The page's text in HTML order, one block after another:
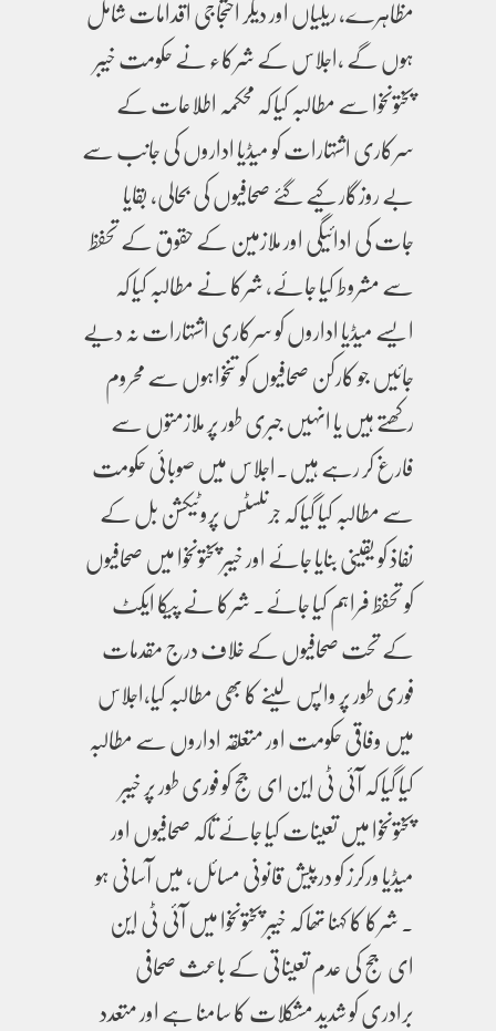
مظاہرے، ریلیاں اور دیگر احتجاجی اقدامات شامل
ہوں گے ،اجلاس کے شرکاء نے حکومت خیبر
پختونخوا سے مطالبہ کیا کہ محکمہ اطلاعات کے
سرکاری اشتہارات کو میڈیا اداروں کی جانب سے
بے روزگار کیے گئے صحافیوں کی بحالی، بقایا
جات کی ادائیگی اور ملازمین کے حقوق کے تحفظ
سے مشروط کیا جائے، شرکا نے مطالبہ کیا کہ
ایسے میڈیا اداروں کو سرکاری اشتہارات نہ دیے
جائیں جو کارکن صحافیوں کو تنخواہوں سے محروم
رکھتے ہیں یا انہیں جبری طور پر ملازمتوں سے
فارغ کر رہے ہیں۔اجلاس میں صوبائی حکومت
سے مطالبہ کیا گیا کہ جرنلسٹس پروٹیکشن بل کے
نفاذ کو یقینی بنایا جائے اور خیبر پختونخوا میں صحافیوں
کو تحفظ فراہم کیا جائے۔ شرکا نے پیکا ایکٹ
کے تحت صحافیوں کے خلاف درج مقدمات
فوری طور پر واپس لینے کا بھی مطالبہ کیا،اجلاس
میں وفاقی حکومت اور متعلقہ اداروں سے مطالبہ
کیا گیا کہ آئی ٹی این ای جج کو فوری طور پر خیبر
پختونخوا میں تعینات کیا جائے تاکہ صحافیوں اور
میڈیا ورکرز کو درپیش قانونی مسائل، میں آسانی ہو
۔ شرکا کا کہنا تھا کہ خیبر پختونخوا میں آئی ٹی این
ای جج کی عدم تعیناتی کے باعث صحافی
برادری کو شدید مشکلات کا سامنا ہے اور متعدد